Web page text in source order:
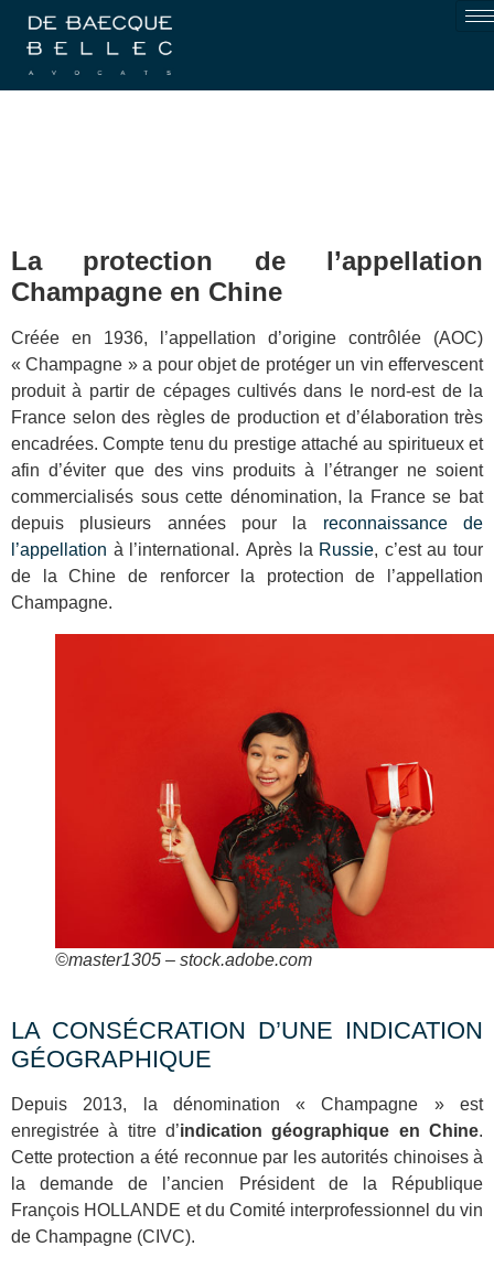
La protection de l’appellation
Champagne en Chine
Créée en 1936, l’appellation d’origine contrôlée (AOC)
« Champagne » a pour objet de protéger un vin effervescent
produit à partir de cépages cultivés dans le nord-est de la
France selon des règles de production et d’élaboration très
encadrées. Compte tenu du prestige attaché au spiritueux et
afin d’éviter que des vins produits à l’étranger ne soient
commercialisés sous cette dénomination, la France se bat
depuis plusieurs années pour la reconnaissance de
l’appellation à l’international. Après la Russie, c’est au tour
de la Chine de renforcer la protection de l’appellation
Champagne.
©master1305 – stock.adobe.com
LA CONSÉCRATION D’UNE INDICATION
GÉOGRAPHIQUE
Depuis 2013, la dénomination « Champagne » est
enregistrée à titre d’indication géographique en Chine.
Cette protection a été reconnue par les autorités chinoises à
la demande de l’ancien Président de la République
François HOLLANDE et du Comité interprofessionnel du vin
de Champagne (CIVC).